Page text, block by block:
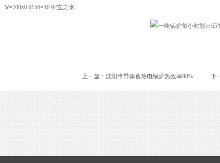
Ⅴ=700x0.0156=10.92立方米
上一篇： 沈阳半导体蓄热电锅炉热效率98% 下一